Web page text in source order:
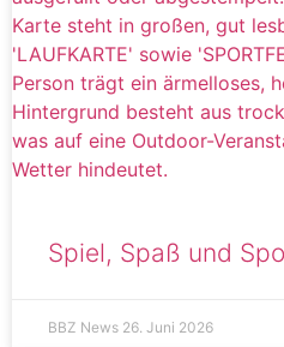
Spiel, Spaß und
BBZ News 26. Juni 2026